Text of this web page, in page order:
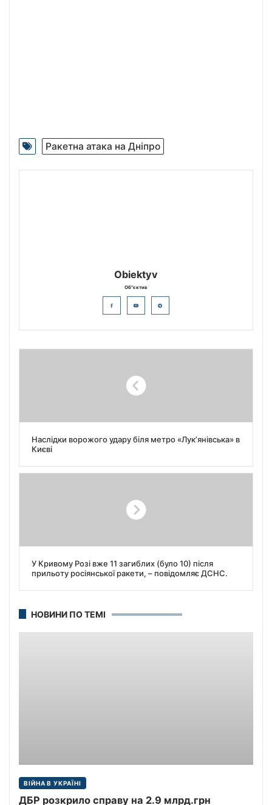
Ракетна атака на Дніпро
Obiektyv
Об"єктив
Наслідки ворожого удару біля метро «Лукʼянівська» в
Києві
У Кривому Розі вже 11 загиблих (було 10) після
прильоту росіянської ракети, – повідомляє ДСНС.
НОВИНИ ПО ТЕМІ
ВІЙНА В УКРАЇНІ
ДБР розкрило справу на 2.9 млрд.грн